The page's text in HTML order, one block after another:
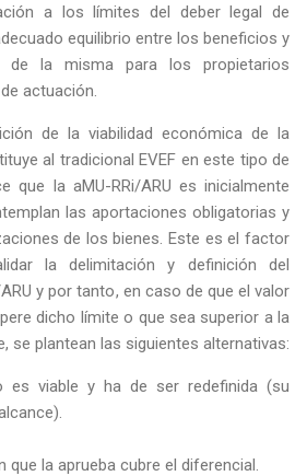
a los límites del deber legal de
equilibrio entre los beneficios y
de la misma para los propietarios
actuación.
de la viabilidad económica de la
al tradicional EVEF en este tipo de
que la aMU-RRi/ARU es inicialmente
las aportaciones obligatorias y
de los bienes. Este es el factor
la delimitación y definición del
y por tanto, en caso de que el valor
dicho límite o que sea superior a la
se plantean las siguientes alternativas:
es viable y ha de ser redefinida (su
que la aprueba cubre el diferencial.